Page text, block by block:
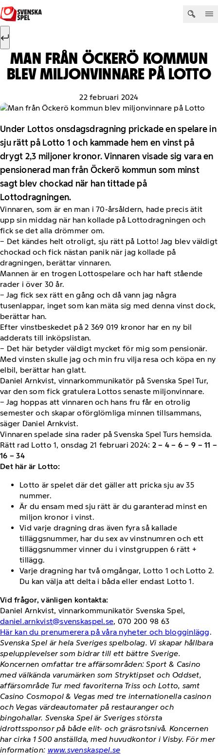
Hoppa till innehåll
Sök efter:
MAN FRÅN ÖCKERÖ KOMMUN
BLEV MILJONVINNARE PÅ LOTTO
22 februari 2024
Under Lottos onsdagsdragning prickade en spelare in
sju rätt på Lotto 1 och kammade hem en vinst på
drygt 2,3 miljoner kronor. Vinnaren visade sig vara en
pensionerad man från Öckerö kommun som minst
sagt blev chockad när han tittade på
Lottodragningen.
Vinnaren, som är en man i 70-årsåldern, hade precis ätit
upp sin middag när han kollade på Lottodragningen och
fick se det alla drömmer om.
− Det kändes helt otroligt, sju rätt på Lotto! Jag blev väldigt
chockad och fick nästan panik när jag kollade på
dragningen, berättar vinnaren.
Mannen är en trogen Lottospelare och har haft stående
rader i över 30 år.
− Jag fick sex rätt en gång och då vann jag några
tusenlappar, inget som kan mäta sig med denna vinst dock,
berättar han.
Efter vinstbeskedet på 2 369 019 kronor har en ny bil
adderats till inköpslistan.
− Det här betyder väldigt mycket för mig som pensionär.
Med vinsten skulle jag och min fru vilja resa och köpa en ny
elbil, berättar han glatt.
Daniel Arnkvist, vinnarkommunikatör på Svenska Spel Tur,
var den som fick gratulera Lottos senaste miljonvinnare.
− Jag hoppas att vinnaren och hans fru får en otrolig
semester och skapar oförglömliga minnen tillsammans,
säger Daniel Arnkvist.
Vinnaren spelade sina rader på Svenska Spel Turs hemsida.
Rätt rad Lotto 1, onsdag 21 februari 2024: 2 – 4 – 6 – 9 – 11 –
16 – 34
Det här är Lotto:
Lotto är spelet där det gäller att pricka sju av 35
nummer.
Är du ensam med sju rätt är du garanterad minst en
miljon kronor i vinst.
Vid varje dragning dras även fyra så kallade
tilläggsnummer, har du sex av vinstnumren och ett
tilläggsnummer vinner du i vinstgruppen 6 rätt +
tillägg.
Varje dragning har två omgångar, Lotto 1 och Lotto 2.
Du kan välja att delta i båda eller endast Lotto 1.
Vid frågor, vänligen kontakta:
Daniel Arnkvist, vinnarkommunikatör Svenska Spel,
daniel.arnkvist@svenskaspel.se, 070 200 98 63
Här kan du prenumerera på våra nyheter och blogginlägg.
Svenska Spel är hela Sveriges spelbolag. Vi skapar hållbara
spelupplevelser som bidrar till ett bättre Sverige.
Koncernen omfattar tre affärsområden: Sport & Casino
med välkända varumärken som Stryktipset och Oddset,
affärsområde Tur med favoriterna Triss och Lotto, samt
Casino Cosmopol & Vegas med tre internationella casinon
och Vegas värdeautomater på restauranger och
bingohallar. Svenska Spel är Sveriges största
idrottssponsor på både elit- och gräsrotsnivå. Koncernen
har cirka 1 500 anställda, med huvudkontor i Visby. För mer
information: www.svenskaspel.se